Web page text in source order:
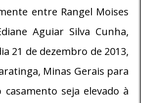
entre Rangel Moises
Aguiar Silva Cunha,
21 de dezembro de 2013,
Minas Gerais para
seja elevado à